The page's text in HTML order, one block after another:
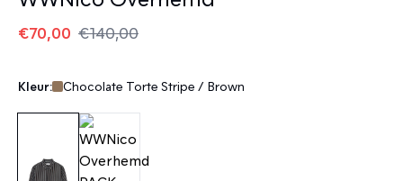
€70,00 €140,00
Kleur: Chocolate Torte Stripe / Brown